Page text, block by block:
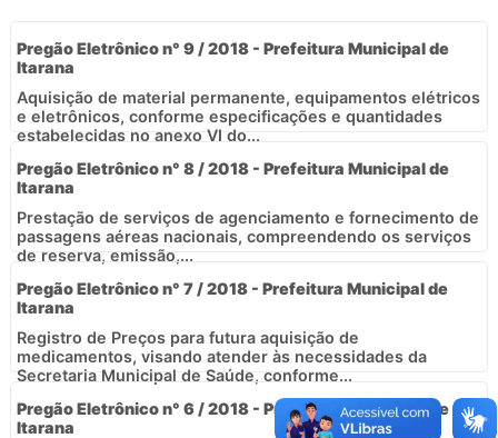
Pregão Eletrônico n° 9 / 2018 - Prefeitura Municipal de
Itarana
Aquisição de material permanente, equipamentos elétricos
e eletrônicos, conforme especificações e quantidades
estabelecidas no anexo VI do...
Pregão Eletrônico n° 8 / 2018 - Prefeitura Municipal de
Itarana
Prestação de serviços de agenciamento e fornecimento de
passagens aéreas nacionais, compreendendo os serviços
de reserva, emissão,...
Pregão Eletrônico n° 7 / 2018 - Prefeitura Municipal de
Itarana
Registro de Preços para futura aquisição de
medicamentos, visando atender às necessidades da
Secretaria Municipal de Saúde, conforme...
Pregão Eletrônico n° 6 / 2018 - Prefeitura Municipal de
Itarana